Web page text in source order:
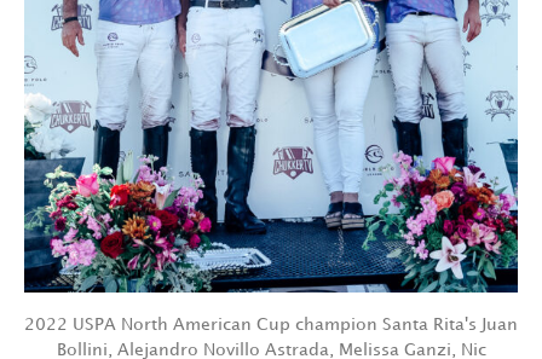
2022 USPA North American Cup champion Santa Rita's Juan
Bollini, Alejandro Novillo Astrada, Melissa Ganzi, Nic